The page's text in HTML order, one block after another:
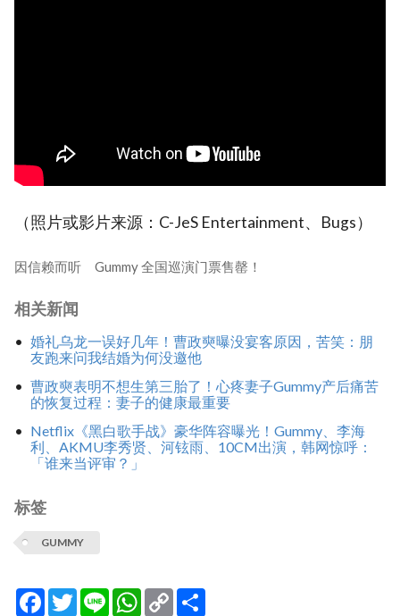
（照片或影片来源：C-JeS Entertainment、Bugs）
因信赖而听 Gummy 全国巡演门票售罄！
相关新闻
婚礼乌龙一误好几年！曹政奭曝没宴客原因，苦笑：朋
友跑来问我结婚为何没邀他
曹政奭表明不想生第三胎了！心疼妻子Gummy产后痛苦
的恢复过程：妻子的健康最重要
Netflix《黑白歌手战》豪华阵容曝光！Gummy、李海
利、AKMU李秀贤、河铉雨、10CM出演，韩网惊呼：
「谁来当评审？」
标签
GUMMY
Facebook
TwitterLine WhatsApp
Copy
Link